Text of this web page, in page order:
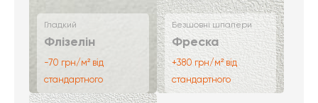
Гладкий
Флізелін
-70 грн/м² від
стандартного
Безшовні шпалери
Фреска
+380 грн/м² від
стандартного